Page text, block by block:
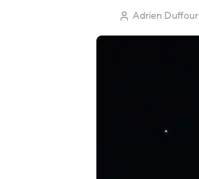
Adrien Duffour